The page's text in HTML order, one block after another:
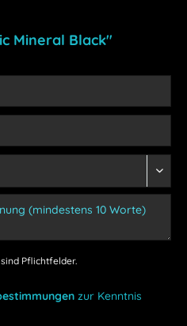
Mineral Black"
Pflichtfelder.
zur Kenntnis